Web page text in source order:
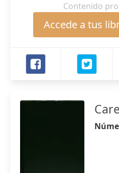
Contenido
Accede a tus